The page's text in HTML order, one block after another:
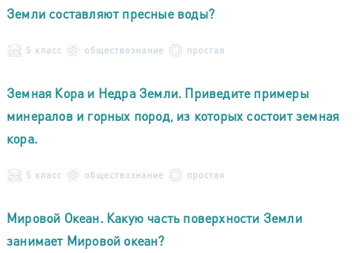
Земли составляют пресные воды?
5 класс обществознание простая
Земная Кора и Недра Земли. Приведите примеры
минералов и горных пород, из которых состоит земная
кора.
5 класс обществознание простая
Мировой Океан. Какую часть поверхности Земли
занимает Мировой океан?